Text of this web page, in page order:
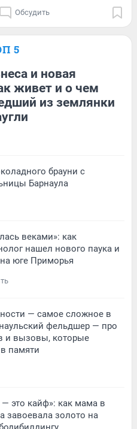
Обсудить
5
и новая
живет и о чем
из землянки
брауни с
Барнаула
веками»: как
нашел нового паука и
юге Приморья
— самое сложное в
фельдшер — про
и вызовы, которые
памяти
это кайф»: как мама в
завоевала золото на